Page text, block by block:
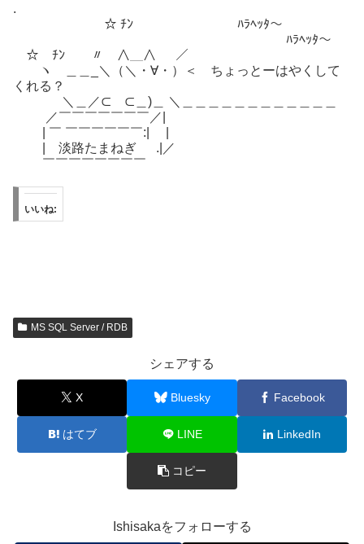
.
☆ ﾁﾝ ﾊﾗﾍｯﾀ～
ﾊﾗﾍｯﾀ～
☆ ﾁﾝ 〃 ∧＿∧ ／￣￣￣￣￣￣￣￣￣￣￣￣
ヽ ＿＿_＼（＼・∀・）＜ ちょっとーはやくして
くれる？
＼＿／⊂ ⊂＿)＿ ＼＿＿＿＿＿＿＿＿＿＿＿＿
／￣￣￣￣￣￣￣／|
| ￣ ￣￣￣￣￣￣:| |
| 淡路たまねぎ .|／
￣￣￣￣￣￣￣￣
いいね:
MS SQL Server / RDB
シェアする
X Bluesky Facebook
はてブ LINE LinkedIn
コピー
Ishisakaをフォローする